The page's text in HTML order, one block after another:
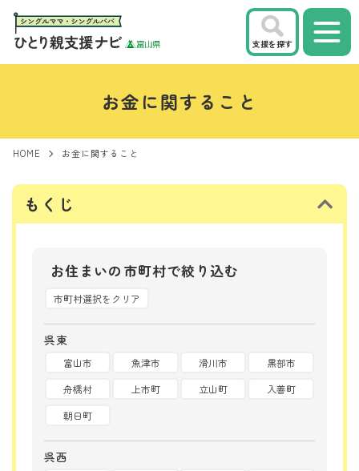
支援を探す
お金に関すること
HOME お金に関すること
もくじ
お住まいの市町村で絞り込む
市町村選択をクリア
呉東
富山市 魚津市 滑川市
黒部市
舟橋村
上市町 立山町
入善町
朝日町
呉西